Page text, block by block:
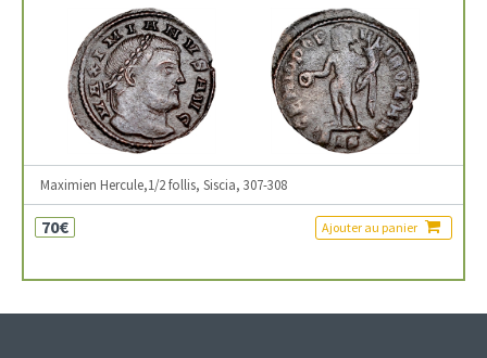
Maximien Hercule,1/2 follis, Siscia, 307-308
70€ Ajouter au panier